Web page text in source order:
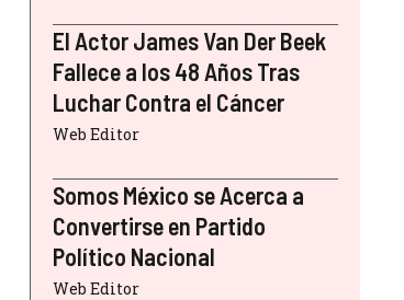
El Actor James Van Der Beek
Fallece a los 48 Años Tras
Luchar Contra el Cáncer
Web Editor
Somos México se Acerca a
Convertirse en Partido
Político Nacional
Web Editor